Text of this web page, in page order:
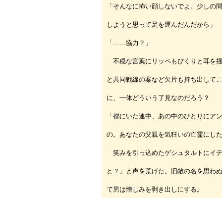
「そんなに怖い顔しないでよ。少しの
しようと思って足を運んだんだから」
「……協力？」
不穏な言葉にリッペもぴくりと耳を
と共同戦線の案など欠片も持ち出して
に、一体どういう了見なのだろう？
「都にいた連中、あの中のひとりにア
の。あなたの父親を気狂いの亡霊にし
笑みを引っ込めたゲシュタルトにイ
と？」と声を荒げた。旧敵の名を思わ
て男は憎しみを剥き出しにする。